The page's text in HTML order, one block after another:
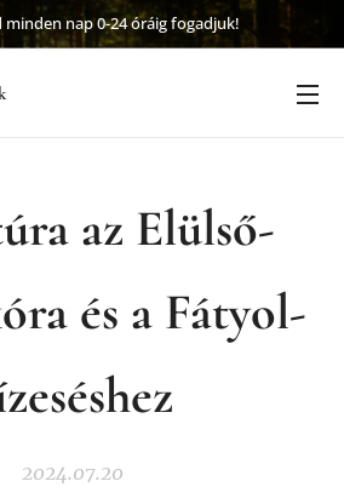
minden nap 0-24 óráig fogadjuk!
az Elülső-
és a Fátyol-
2024.07.20